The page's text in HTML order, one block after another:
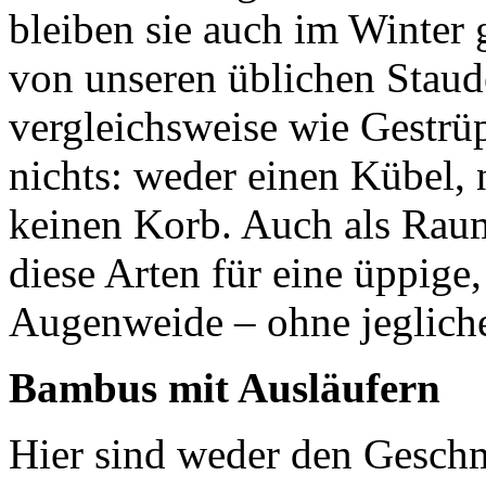
bleiben sie auch im Winter
von unseren üblichen
vergleichsweise wie
nichts: weder einen Kübel,
keinen Korb. Auch als
diese Arten für eine
Augenweide – ohne
Bambus mit Ausläufern
Hier sind weder den